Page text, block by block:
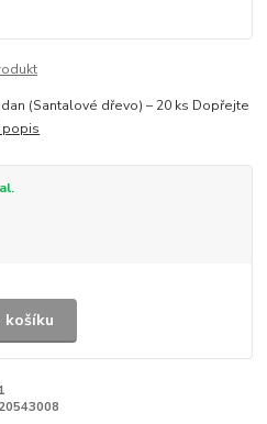
(Santalové dřevo) – 20 ks Dopřejte
popis
košíku